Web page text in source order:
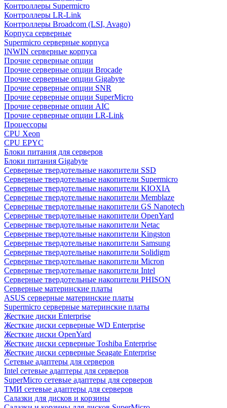
Контроллеры Supermicro
Контроллеры LR-Link
Контроллеры Broadcom (LSI, Avago)
Корпуса серверные
Supermicro серверные корпуса
INWIN серверные корпуса
Прочие серверные опции
Прочие серверные опции Brocade
Прочие серверные опции Gigabyte
Прочие серверные опции SNR
Прочие серверные опции SuperMicro
Прочие серверные опции AIC
Прочие серверные опции LR-Link
Процессоры
CPU Xeon
CPU EPYC
Блоки питания для серверов
Блоки питания Gigabyte
Серверные твердотельные накопители SSD
Cерверные твердотельные накопители Supermicro
Cерверные твердотельные накопители KIOXIA
Cерверные твердотельные накопители Memblaze
Cерверные твердотельные накопители GS Nanotech
Серверные твердотельные накопители OpenYard
Серверные твердотельные накопители Netac
Cерверные твердотельные накопители Kingston
Cерверные твердотельные накопители Samsung
Cерверные твердотельные накопители Solidigm
Cерверные твердотельные накопители Micron
Cерверные твердотельные накопители Intel
Cерверные твердотельные накопители PHISON
Серверные материнские платы
ASUS серверные материнские платы
Supermicro серверные материнские платы
Жесткие диски Enterprise
Жесткие диски серверные WD Enterprise
Жесткие диски OpenYard
Жесткие диски серверные Toshiba Enterprise
Жесткие диски серверные Seagate Enterprise
Сетевые адаптеры для серверов
Intel сетевые адаптеры для серверов
SuperMicro сетевые адаптеры для серверов
ТМИ сетевые адаптеры для серверов
Салазки для дисков и корзины